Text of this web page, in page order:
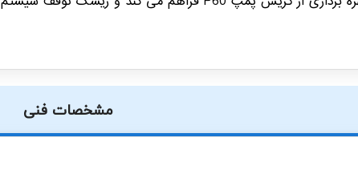
مشخصات فنی